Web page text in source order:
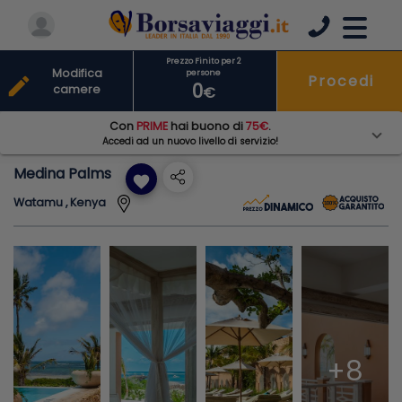
Medina Palms favorite
Watamu , Kenya
+8
Prezzo Finito per 2
persone
0€
Procedi
edit
Modifica
camere
Con PRIME hai buono di75€.
Accedi ad un nuovo livello di servizio!